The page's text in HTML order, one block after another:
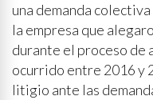
una demanda
la empresa que
durante el proceso de
ocurrido entre 2016 y
litigio ante las